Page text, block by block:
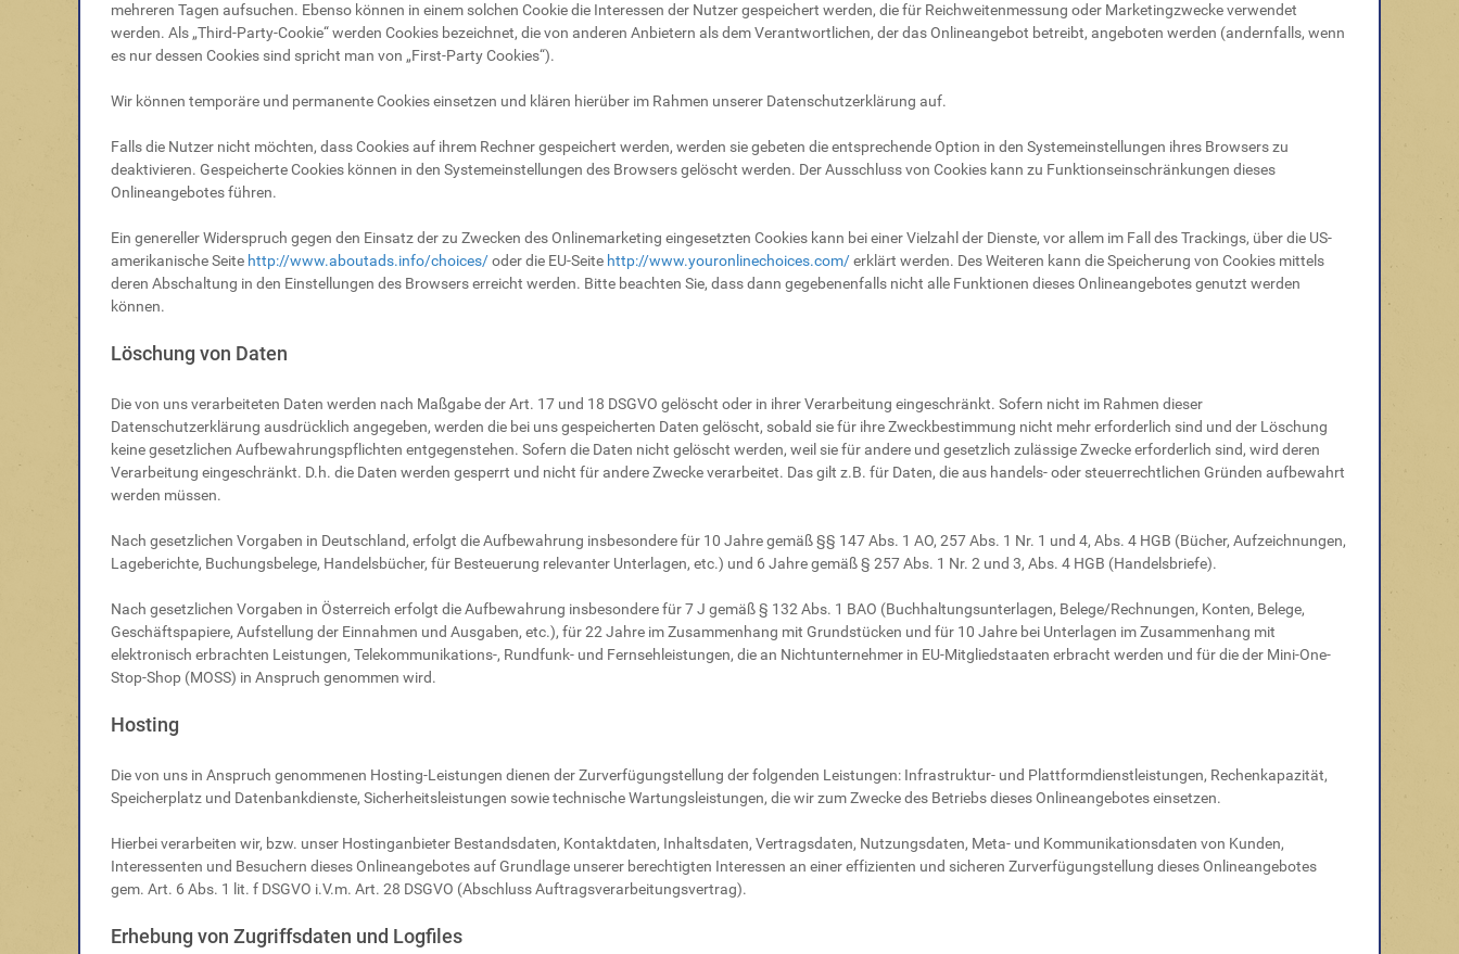
mehreren Tagen aufsuchen. Ebenso können in einem solchen Cookie die Interessen der Nutzer gespeichert werden, die für Reichweitenmessung oder Marketingzwecke verwendet
werden. Als „Third-Party-Cookie“ werden Cookies bezeichnet, die von anderen Anbietern als dem Verantwortlichen, der das Onlineangebot betreibt, angeboten werden (andernfalls, wenn
es nur dessen Cookies sind spricht man von „First-Party Cookies“).
Wir können temporäre und permanente Cookies einsetzen und klären hierüber im Rahmen unserer Datenschutzerklärung auf.
Falls die Nutzer nicht möchten, dass Cookies auf ihrem Rechner gespeichert werden, werden sie gebeten die entsprechende Option in den Systemeinstellungen ihres Browsers zu
deaktivieren. Gespeicherte Cookies können in den Systemeinstellungen des Browsers gelöscht werden. Der Ausschluss von Cookies kann zu Funktionseinschränkungen dieses
Onlineangebotes führen.
Ein genereller Widerspruch gegen den Einsatz der zu Zwecken des Onlinemarketing eingesetzten Cookies kann bei einer Vielzahl der Dienste, vor allem im Fall des Trackings, über die US-
amerikanische Seite http://www.aboutads.info/choices/oder die EU-Seite http://www.youronlinechoices.com/erklärt werden. Des Weiteren kann die Speicherung von Cookies mittels
deren Abschaltung in den Einstellungen des Browsers erreicht werden. Bitte beachten Sie, dass dann gegebenenfalls nicht alle Funktionen dieses Onlineangebotes genutzt werden
können.
Löschung von Daten
Die von uns verarbeiteten Daten werden nach Maßgabe der Art. 17 und 18 DSGVO gelöscht oder in ihrer Verarbeitung eingeschränkt. Sofern nicht im Rahmen dieser
Datenschutzerklärung ausdrücklich angegeben, werden die bei uns gespeicherten Daten gelöscht, sobald sie für ihre Zweckbestimmung nicht mehr erforderlich sind und der Löschung
keine gesetzlichen Aufbewahrungspflichten entgegenstehen. Sofern die Daten nicht gelöscht werden, weil sie für andere und gesetzlich zulässige Zwecke erforderlich sind, wird deren
Verarbeitung eingeschränkt. D.h. die Daten werden gesperrt und nicht für andere Zwecke verarbeitet. Das gilt z.B. für Daten, die aus handels- oder steuerrechtlichen Gründen aufbewahrt
werden müssen.
Nach gesetzlichen Vorgaben in Deutschland, erfolgt die Aufbewahrung insbesondere für 10 Jahre gemäß §§ 147 Abs. 1 AO, 257 Abs. 1 Nr. 1 und 4, Abs. 4 HGB (Bücher, Aufzeichnungen,
Lageberichte, Buchungsbelege, Handelsbücher, für Besteuerung relevanter Unterlagen, etc.) und 6 Jahre gemäß § 257 Abs. 1 Nr. 2 und 3, Abs. 4 HGB (Handelsbriefe).
Nach gesetzlichen Vorgaben in Österreich erfolgt die Aufbewahrung insbesondere für 7 J gemäß § 132 Abs. 1 BAO (Buchhaltungsunterlagen, Belege/Rechnungen, Konten, Belege,
Geschäftspapiere, Aufstellung der Einnahmen und Ausgaben, etc.), für 22 Jahre im Zusammenhang mit Grundstücken und für 10 Jahre bei Unterlagen im Zusammenhang mit
elektronisch erbrachten Leistungen, Telekommunikations-, Rundfunk- und Fernsehleistungen, die an Nichtunternehmer in EU-Mitgliedstaaten erbracht werden und für die der Mini-One-
Stop-Shop (MOSS) in Anspruch genommen wird.
Hosting
Die von uns in Anspruch genommenen Hosting-Leistungen dienen der Zurverfügungstellung der folgenden Leistungen: Infrastruktur- und Plattformdienstleistungen, Rechenkapazität,
Speicherplatz und Datenbankdienste, Sicherheitsleistungen sowie technische Wartungsleistungen, die wir zum Zwecke des Betriebs dieses Onlineangebotes einsetzen.
Hierbei verarbeiten wir, bzw. unser Hostinganbieter Bestandsdaten, Kontaktdaten, Inhaltsdaten, Vertragsdaten, Nutzungsdaten, Meta- und Kommunikationsdaten von Kunden,
Interessenten und Besuchern dieses Onlineangebotes auf Grundlage unserer berechtigten Interessen an einer effizienten und sicheren Zurverfügungstellung dieses Onlineangebotes
gem. Art. 6 Abs. 1 lit. f DSGVO i.V.m. Art. 28 DSGVO (Abschluss Auftragsverarbeitungsvertrag).
Erhebung von Zugriffsdaten und Logfiles